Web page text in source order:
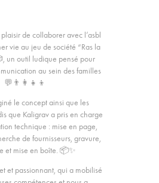
de collaborer avec l’asbl
vie au jeu de société “Ras la
un outil ludique pensé pour
au sein des familles
💬👨‍👩‍👧‍👦
le concept ainsi que les
que Kaligrav a pris en charge
technique : mise en page,
de fournisseurs, gravure,
et mise en boîte. 📦✨
et passionnant, qui a mobilisé